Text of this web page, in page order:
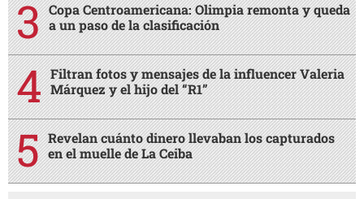
Copa Centroamericana: Olimpia remonta y queda
a un paso de la clasificación
Filtran fotos y mensajes de la influencer Valeria
Márquez y el hijo del “R1”
Revelan cuánto dinero llevaban los capturados
en el muelle de La Ceiba